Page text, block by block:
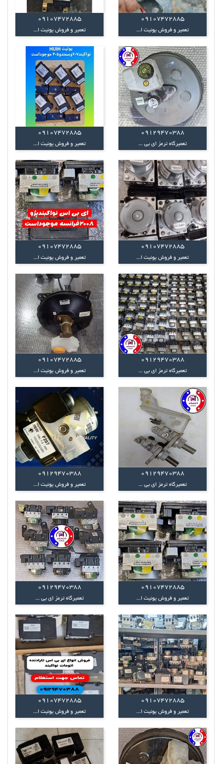
09107472885
تعمیر و فروش یونیت ا...
09107472885
تعمیر و فروش یونیت ا...
09129470388
تعمیرگاه ترمز ای بی ...
09107472885
تعمیر و فروش یونیت ا...
09107472885
تعمیر و فروش یونیت ا...
09107472885
تعمیر و فروش یونیت ا...
09129470388
تعمیرگاه ترمز ای بی ...
09107472885
تعمیر و فروش یونیت ا...
09129470388
تعمیرگاه ترمز ای بی ...
09129470388
تعمیر و فروش یونیت ا...
09107472885
تعمیر و فروش یونیت ا...
09129470388
تعمیرگاه ترمز ای بی ...
09107472885
تعمیر و فروش یونیت ا...
09107472885
تعمیر و فروش یونیت ا...